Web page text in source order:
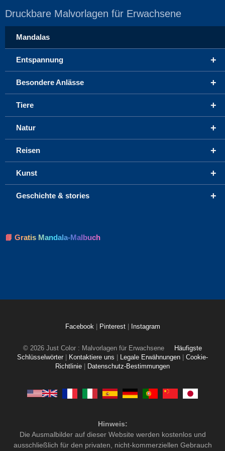
Druckbare Malvorlagen für Erwachsene
Mandalas
+
Entspannung
+
Besondere Anlässe
+
Tiere
+
Natur
+
Reisen
+
Kunst
+
Geschichte & stories
📘 Gratis Mandala-Malbuch
Facebook Pinterest Instagram
© 2026 Just Color : Malvorlagen für Erwachsene
Häufigste
Schlüsselwörter
Kontaktiere uns Legale Erwähnungen
Cookie-
Richtlinie
Datenschutz-Bestimmungen
Hinweis:
Die Ausmalbilder auf dieser Website werden kostenlos und
ausschließlich für den privaten, nicht-kommerziellen Gebrauch